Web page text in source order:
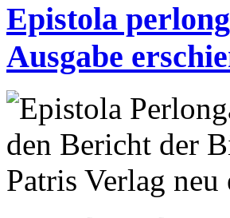
Epistola
Ausgabe